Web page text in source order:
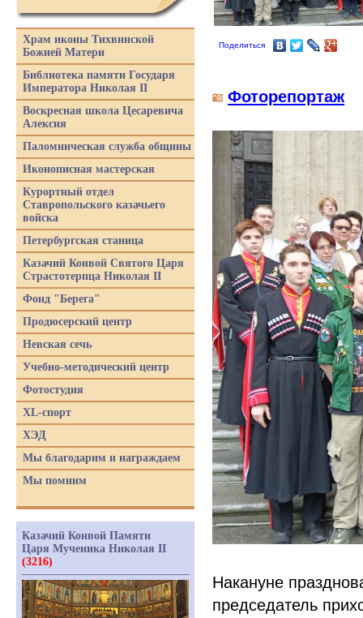
Поделиться
Фоторепортаж
Накануне
председатель
Храм иконы Тихвинской
Божией Матери
Библиотека памяти Государя
Императора Николая II
Воскресная школа Цесаревича
Алексия
Паломническая служба общины
Иконописная мастерская
Курортный отдел
Ставропольского казачьего
войска
Петербургская станица
Казачий Конвой Святого Царя
Страстотерпца Николая II
Фонд "Берега"
Продюсерский центр
Невская сечь
Учебно-методический центр
Фотостудия
XL-спорт
ХЭД
Мы благодарим и награждаем
Мы помним
Казачий Конвой Памяти
Царя Мученика Николая II
(3216)